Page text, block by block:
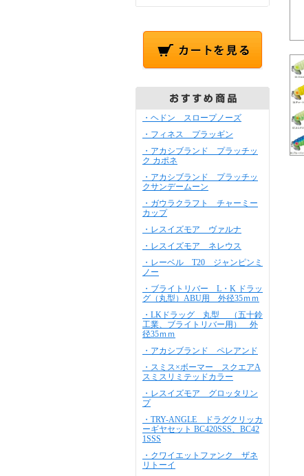
・ヘドン スロープノーズ
・フィネス プラッギン
・アカシブランド プラッチッ
ク カポネ
・アカシブランド プラッチッ
クサンデームーン
・ガウラクラフト チャーミー
カップ
・レスイズモア ヴァルナ
・レスイズモア ネレウス
・レーベル T20 ジャンピンミ
ノー
・ブライトリバー L・K ドラッ
グ（丸型）ABU用 外径35ｍｍ
・LKドラッグ 丸型 （五十鈴
工業、ブライトリバー用） 外
径35ｍｍ
・アカシブランド ペレアンド
・スミス×ボーマー スクエアA
スミスリミテッドカラー
・レスイズモア グロッタリン
プ
・TRY-ANGLE ドラグクリッカ
ーギヤセット BC420SSS、BC42
1SSS
・クワイエットファンク ザネ
リトーイ